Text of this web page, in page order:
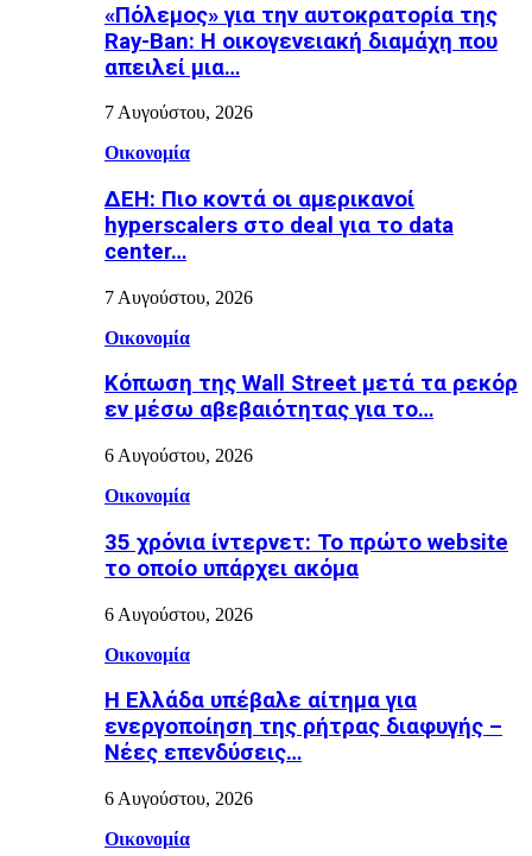
«Πόλεμος» για την αυτοκρατορία της
Ray-Ban: Η οικογενειακή διαμάχη που
απειλεί μια…
7 Αυγούστου, 2026
Οικονομία
ΔΕΗ: Πιο κοντά οι αμερικανοί
hyperscalers στο deal για το data
center…
7 Αυγούστου, 2026
Οικονομία
Κόπωση της Wall Street μετά τα ρεκόρ
εν μέσω αβεβαιότητας για το…
6 Αυγούστου, 2026
Οικονομία
35 χρόνια ίντερνετ: Το πρώτο website
το οποίο υπάρχει ακόμα
6 Αυγούστου, 2026
Οικονομία
Η Ελλάδα υπέβαλε αίτημα για
ενεργοποίηση της ρήτρας διαφυγής –
Νέες επενδύσεις…
6 Αυγούστου, 2026
Οικονομία